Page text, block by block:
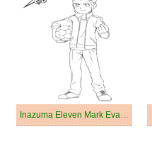
Inazuma Eleven Mark Evans